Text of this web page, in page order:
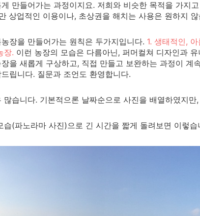
만들어가는 과정이지요. 저희와 비슷한 목적을 가지
상업적인 이용이나, 초상권을 해치는 사용은 원하지 않
장을 만들어가는 원칙은 두가지입니다. 1. 생태적인,
장. 이런 농장의 모습은 다름아닌, 퍼머컬쳐 디자인과
을 새롭게 구상하고, 직접 만들고 보완하는 과정이
립니다. 질문과 조언도 환영합니다.
많습니다. 기본적으론 날짜순으로 사진을 배열하였지
습(파노라마 사진)으로 긴 시간을 짧게 돌려보면 이렇습